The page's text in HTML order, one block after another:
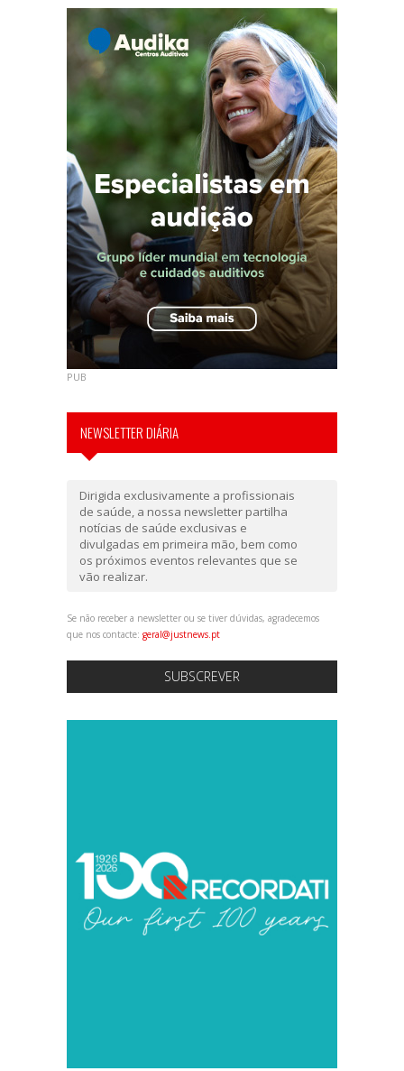
PUB
NEWSLETTER DIÁRIA
Dirigida exclusivamente a profissionais
de saúde, a nossa newsletter partilha
notícias de saúde exclusivas e
divulgadas em primeira mão, bem como
os próximos eventos relevantes que se
vão realizar.
Se não receber a newsletter ou se tiver dúvidas, agradecemos
que nos contacte: geral@justnews.pt
SUBSCREVER